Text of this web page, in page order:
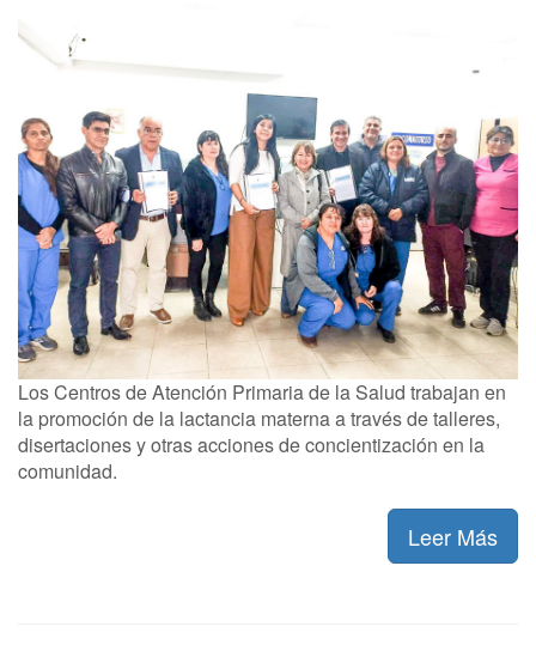
Los Centros de Atención Primaria de la Salud trabajan en
la promoción de la lactancia materna a través de talleres,
disertaciones y otras acciones de concientización en la
comunidad.
Leer Más